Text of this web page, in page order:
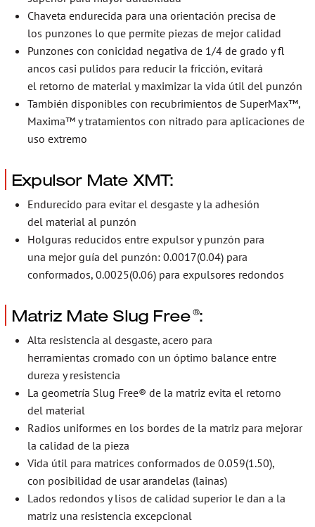
Chaveta endurecida para una orientación precisa de
los punzones lo que permite piezas de mejor calidad
Punzones con conicidad negativa de 1/4 de grado y fl
ancos casi pulidos para reducir la fricción, evitará
el retorno de material y maximizar la vida útil del punzón
También disponibles con recubrimientos de SuperMax™,
Maxima™ y tratamientos con nitrado para aplicaciones de
uso extremo
Expulsor Mate XMT:
Endurecido para evitar el desgaste y la adhesión
del material al punzón
Holguras reducidos entre expulsor y punzón para
una mejor guía del punzón: 0.0017(0.04) para
conformados, 0.0025(0.06) para expulsores redondos
Matriz Mate Slug Free®:
Alta resistencia al desgaste, acero para
herramientas cromado con un óptimo balance entre
dureza y resistencia
La geometría Slug Free® de la matriz evita el retorno
del material
Radios uniformes en los bordes de la matriz para mejorar
la calidad de la pieza
Vida útil para matrices conformados de 0.059(1.50),
con posibilidad de usar arandelas (lainas)
Lados redondos y lisos de calidad superior le dan a la
matriz una resistencia excepcional